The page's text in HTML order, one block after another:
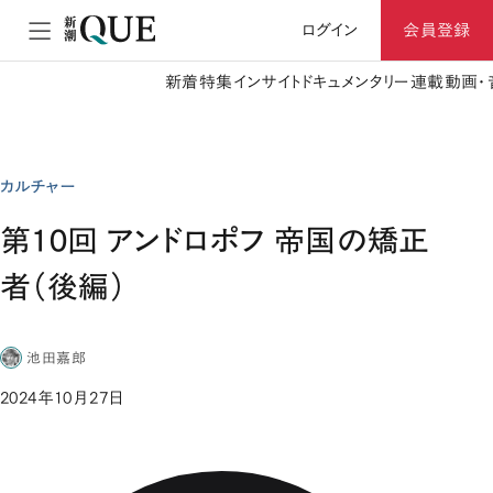
ログイン 会員登録
新着特集 インサイト ドキュメンタリー 連載動画
カルチャー
第10回 アンドロポフ 帝国の矯正
者（後編）
池田嘉郎
2024年10月27日